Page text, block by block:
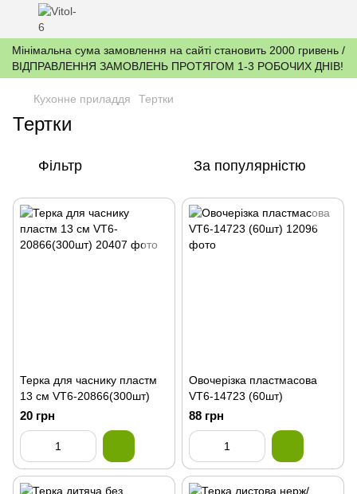
Мінімальна сума замовлення на сайті становить 2000 гривень /
ВІДПРАВЛЕННЯ ЗАМОВЛЕНЬ ПРОТЯГОМ 1-3 РОБОЧИХ ДНІВ!
Кухонне приладдя Тертки
Тертки
Фільтр За популярністю
Терка для часнику пластм
13 см VT6-20866(300шт)
20 грн
Овочерізка пластмасова
VT6-14723 (60шт)
88 грн